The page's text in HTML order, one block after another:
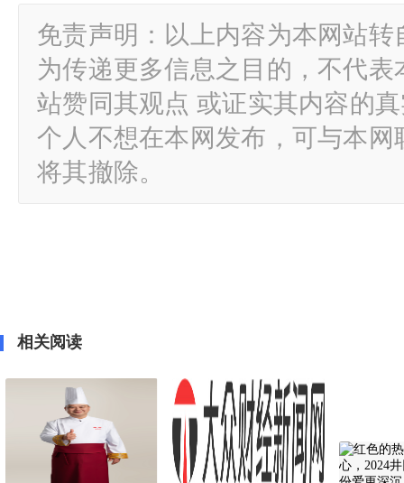
免责声明：以上内容为本网站
为传递更多信息之目的，不代
站赞同其观点 或证实其内容的
个人不想在本网发布，可与本
将其撤除。
相关阅读